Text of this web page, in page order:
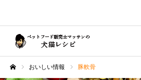
おいしい情報 豚軟骨